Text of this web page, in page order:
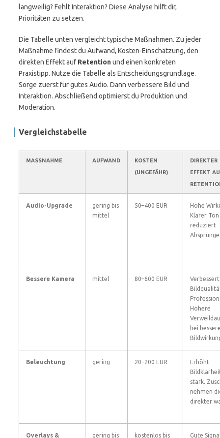
langweilig? Fehlt Interaktion? Diese Analyse hilft dir,
Prioritäten zu setzen.
Die Tabelle unten vergleicht typische Maßnahmen. Zu jeder
Maßnahme findest du Aufwand, Kosten-Einschätzung, den
direkten Effekt auf Retentionund einen konkreten
Praxistipp. Nutze die Tabelle als Entscheidungsgrundlage.
Sorge zuerst für gutes Audio. Dann verbessere Bild und
Interaktion. Abschließend optimierst du Produktion und
Moderation.
Vergleichstabelle
MASSNAHME AUFWAND
KOSTEN
(UNGEFÄHR)
DIREKTER
EFFEKT
Audio-Upgrade
gering bis
mittel
50–400 EUR
Hohe
Klarer Ton
reduziert
Bessere Kamera mittel 80–600 EUR
Verbessert
Höhere
bei
Beleuchtung gering 20–200 EUR
Erhöht
stark.
nehmen
direkter
Overlays &
gering bis
kostenlos bis
Gute